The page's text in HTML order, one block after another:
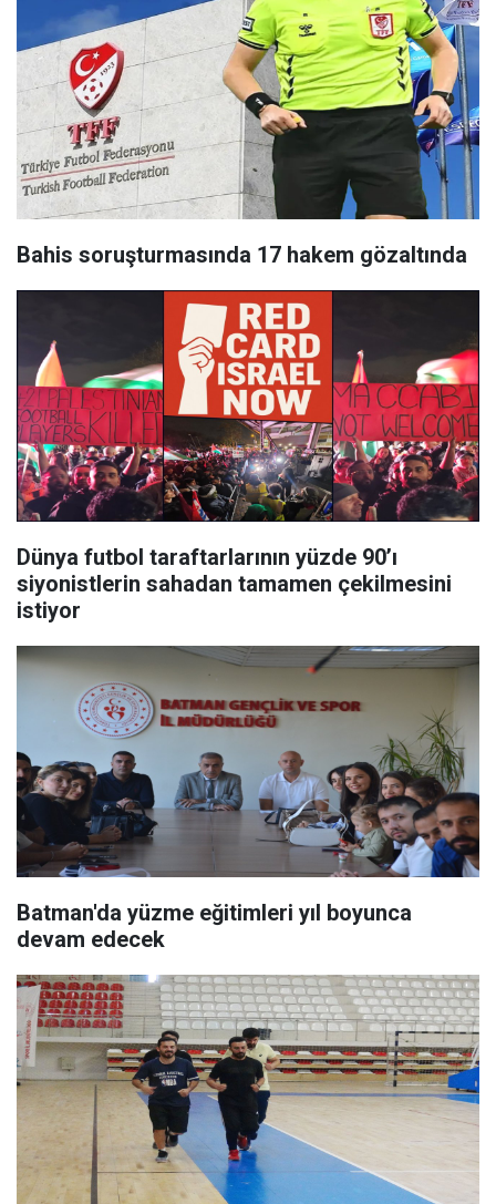
Bahis soruşturmasında 17 hakem gözaltında
Dünya futbol taraftarlarının yüzde 90’ı
siyonistlerin sahadan tamamen çekilmesini
istiyor
Batman'da yüzme eğitimleri yıl boyunca
devam edecek